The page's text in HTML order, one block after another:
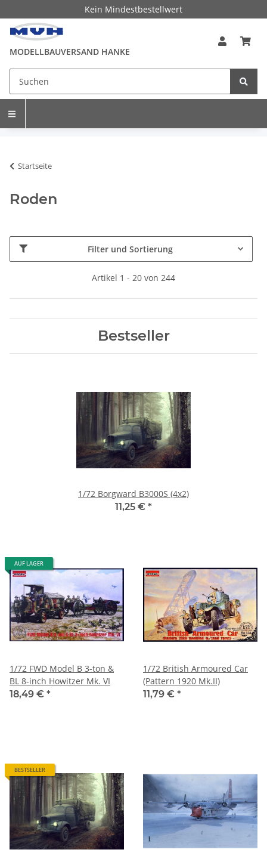
Kein Mindestbestellwert
MODELLBAUVERSAND HANKE
Startseite
Roden
Filter und Sortierung
Artikel 1 - 20 von 244
Bestseller
1/72 Borgward B3000S (4x2)
11,25 € *
AUF LAGER
1/72 FWD Model B 3-ton &
BL 8-inch Howitzer Mk. VI
18,49 € *
1/72 British Armoured Car
(Pattern 1920 Mk.II)
11,79 € *
BESTSELLER